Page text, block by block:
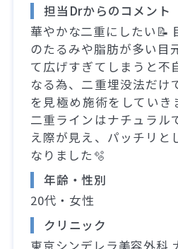
担当Drからのコメント
華やかな二重にしたい📝
のたるみや脂肪が多い目
て広げすぎてしまうと不
なる為、二重埋没法だけ
を見極め施術をしていき
二重ラインはナチュラル
え際が見え、パッチリと
なりました🫧
年齢・性別
20代・女性
クリニック
東京シンデレラ美容外科